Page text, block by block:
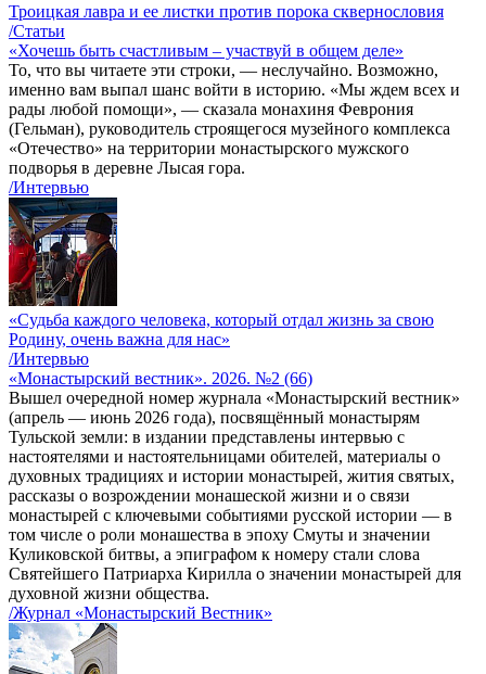
Троицкая лавра и ее листки против порока сквернословия
/Статьи
«Хочешь быть счастливым – участвуй в общем деле»
То, что вы читаете эти строки, — неслучайно. Возможно,
именно вам выпал шанс войти в историю. «Мы ждем всех и
рады любой помощи», — сказала монахиня Феврония
(Гельман), руководитель строящегося музейного комплекса
«Отечество» на территории монастырского мужского
подворья в деревне Лысая гора.
/Интервью
«Судьба каждого человека, который отдал жизнь за свою
Родину, очень важна для нас»
/Интервью
«Монастырский вестник». 2026. №2 (66)
Вышел очередной номер журнала «Монастырский вестник»
(апрель — июнь 2026 года), посвящённый монастырям
Тульской земли: в издании представлены интервью с
настоятелями и настоятельницами обителей, материалы о
духовных традициях и истории монастырей, жития святых,
рассказы о возрождении монашеской жизни и о связи
монастырей с ключевыми событиями русской истории — в
том числе о роли монашества в эпоху Смуты и значении
Куликовской битвы, а эпиграфом к номеру стали слова
Святейшего Патриарха Кирилла о значении монастырей для
духовной жизни общества.
/Журнал «Монастырский Вестник»